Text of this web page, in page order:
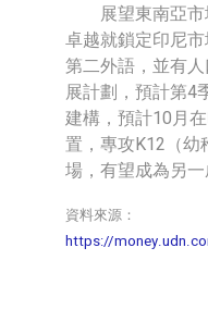
展望東南亞市
卓越就鎖定印尼
第二外語，並有
展計劃，預計第4
建構，預計10月
置，專攻K12（
場，有望成為另一
資料來源：
https://